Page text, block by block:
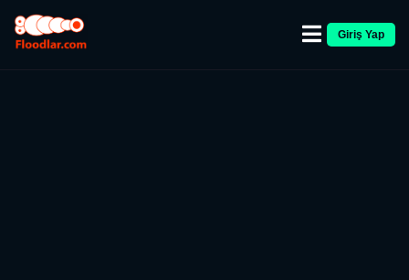
Giriş Yap